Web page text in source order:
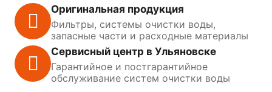
Оригинальная продукция
Фильтры, системы очистки воды,
запасные части и расходные материалы
Сервисный центр в Ульяновске
Гарантийное и постгарантийное
обслуживание систем очистки воды